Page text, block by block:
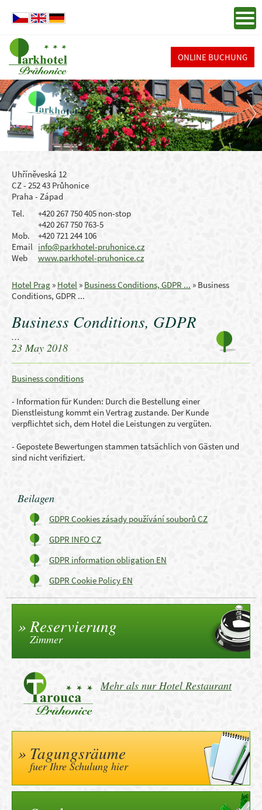
ONLINE BUCHUNG
Uhříněveská 12
CZ - 252 43 Průhonice
Praha - Západ
Tel.
+420 267 750 405 non-stop
+420 267 750 763-5
Mob.
+420 721 244 106
Email info@parkhotel-pruhonice.cz
Web
www.parkhotel-pruhonice.cz
Hotel Prag » Hotel » Business Conditions, GDPR ... » Business
Conditions, GDPR ...
Business Conditions, GDPR
...
23 May 2018
Business conditions
- Information für Kunden: Durch die Bestellung einer
Dienstleistung kommt ein Vertrag zustande. Der Kunde
verpflichtet sich, dem Hotel die Leistungen zu vergüten.
- Gepostete Bewertungen stammen tatsächlich von Gästen und
sind nicht verifiziert.
Beilagen
GDPR Cookies zásady používání souborů CZ
GDPR INFO CZ
GDPR information obligation EN
GDPR Cookie Policy EN
Reservierung
Zimmer
Mehr als nur Hotel Restaurant
Tagungsräume
fuer Ihre Schulung hier